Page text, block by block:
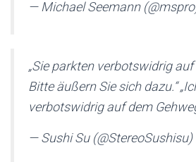
— Michael Seemann
„Sie parkten verbotswidrig
Bitte äußern Sie sich dazu.“
verbotswidrig auf dem
— Sushi Su (@StereoSushisu)